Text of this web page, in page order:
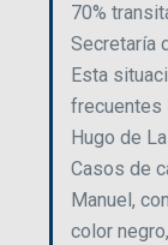
70%
Secretaría
Esta
frecuentes
Hugo de
Casos de
Manuel,
color